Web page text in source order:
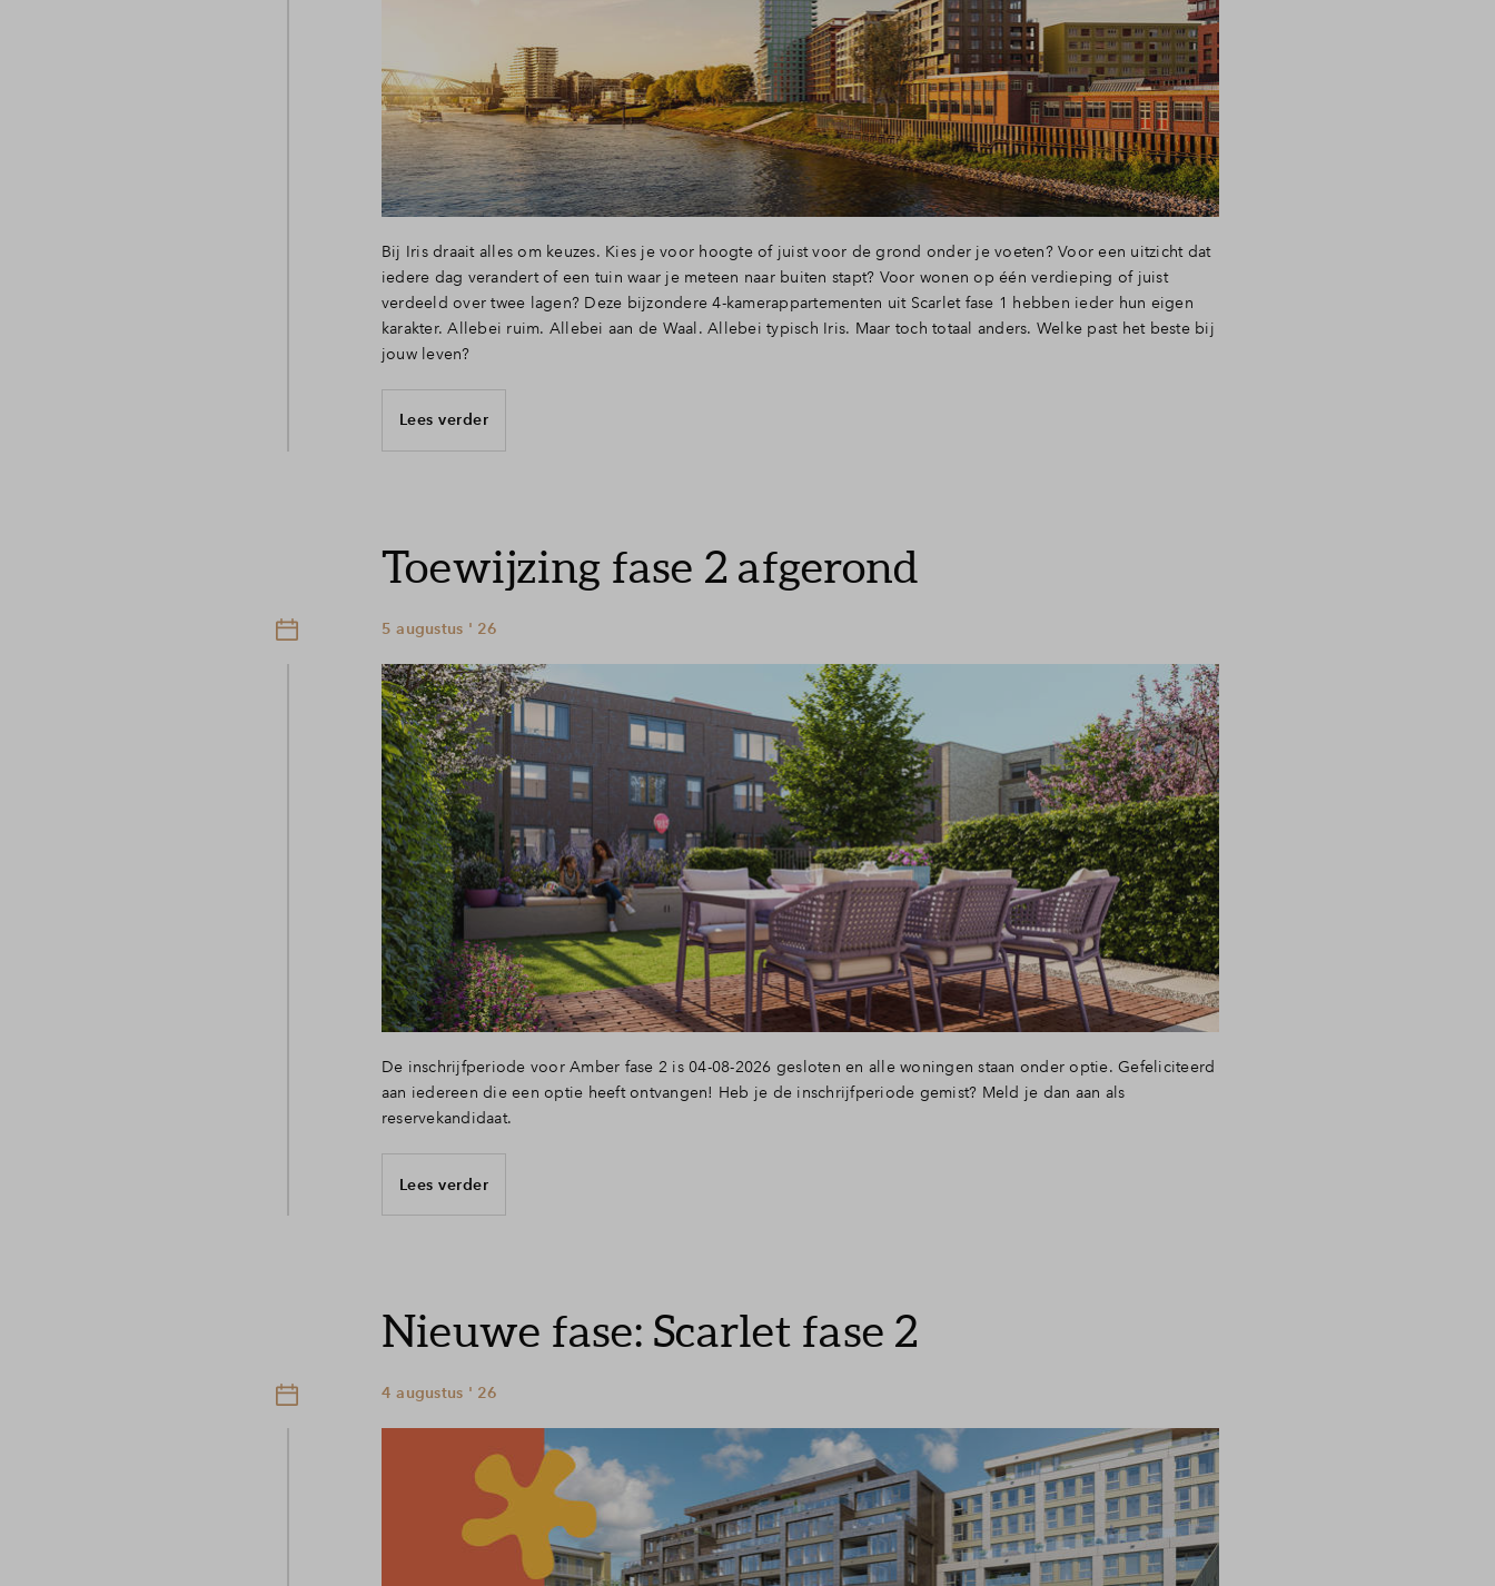
Leeswijzer
Veelgestelde vragen
Contact
Bij Iris draait alles om keuzes. Kies je voor hoogte of juist voor de grond onder je voeten? Voor een uitzicht dat
iedere dag verandert of een tuin waar je meteen naar buiten stapt? Voor wonen op één verdieping of juist
verdeeld over twee lagen? Deze bijzondere 4-kamerappartementen uit Scarlet fase 1 hebben ieder hun eigen
karakter. Allebei ruim. Allebei aan de Waal. Allebei typisch Iris. Maar toch totaal anders. Welke past het beste bij
jouw leven?
Lees verder
Toewijzing fase 2 afgerond
5 augustus ' 26
De inschrijfperiode voor Amber fase 2 is 04-08-2026 gesloten en alle woningen staan onder optie. Gefeliciteerd
aan iedereen die een optie heeft ontvangen! Heb je de inschrijfperiode gemist? Meld je dan aan als
reservekandidaat.
Lees verder
Nieuwe fase: Scarlet fase 2
4 augustus ' 26